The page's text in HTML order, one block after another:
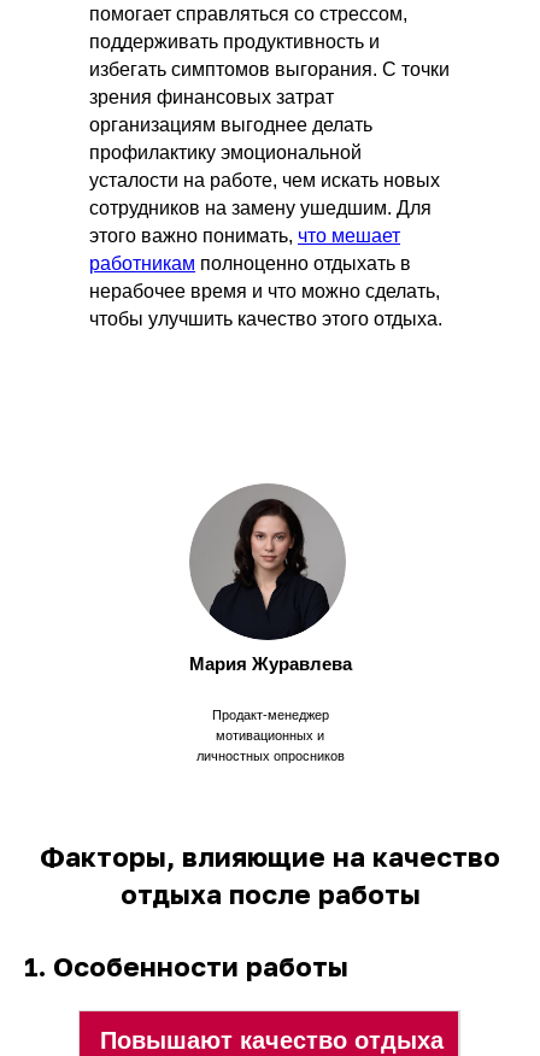
помогает справляться со стрессом,
поддерживать продуктивность и
избегать симптомов выгорания. С точки
зрения финансовых затрат
организациям выгоднее делать
профилактику эмоциональной
усталости на работе, чем искать новых
сотрудников на замену ушедшим. Для
этого важно понимать, что мешает
работникам полноценно отдыхать в
нерабочее время и что можно сделать,
чтобы улучшить качество этого отдыха.
Продакт-менеджер
мотивационных и
личностных опросников
Мария Журавлева
Факторы, влияющие на качество
отдыха после работы
1. Особенности работы
Повышают качество отдыха